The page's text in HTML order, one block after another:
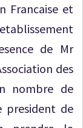
Francaise et
de Mr
des
nombre de
president de